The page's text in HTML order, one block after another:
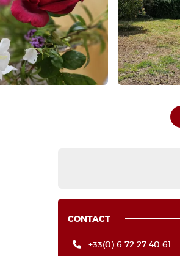
CONTACT
+33(0) 6 72 27 40 61